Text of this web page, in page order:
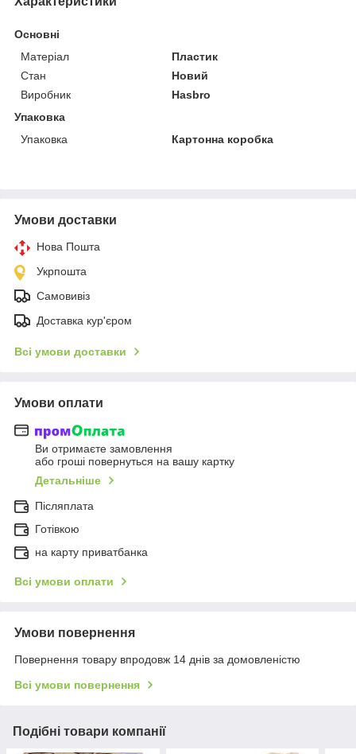
Основні
Матеріал
Пластик
Стан
Новий
Виробник
Hasbro
Упаковка
Упаковка
Картонна коробка
Умови доставки
Нова Пошта
Укрпошта
Самовивіз
Доставка кур'єром
Всі умови доставки
Умови оплати
Ви отримаєте замовлення
або гроші повернуться на вашу картку
Детальніше
Післяплата
Готівкою
на карту приватбанка
Всі умови оплати
Умови повернення
Повернення товару впродовж 14 днів за домовленістю
Всі умови повернення
Подібні товари компанії